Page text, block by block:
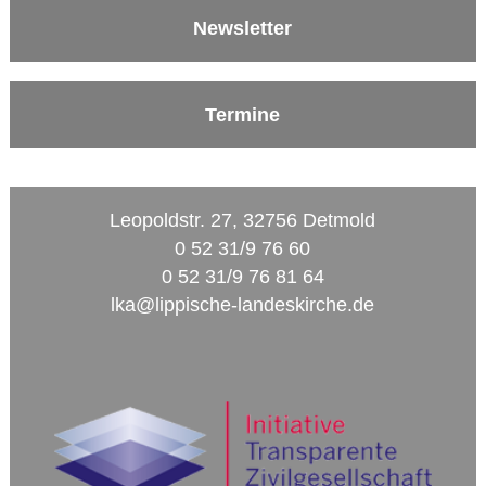
Newsletter
Termine
Leopoldstr. 27, 32756 Detmold
0 52 31/9 76 60
0 52 31/9 76 81 64
lka@lippische-landeskirche.de